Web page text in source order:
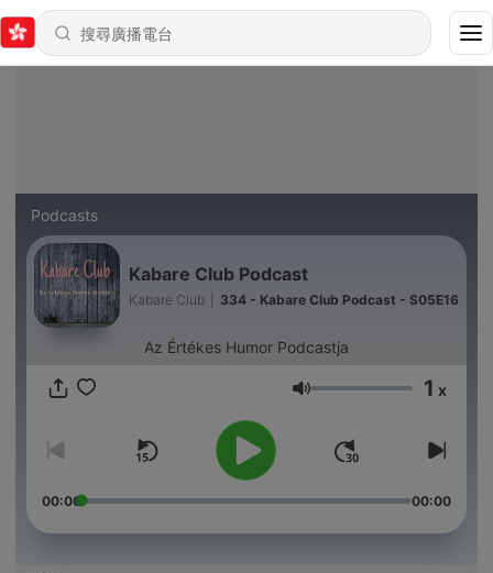
Podcasts
Kabare Club Podcast
Kabare Club 334 - Kabare Club Podcast - S05E16
Az Értékes Humor Podcastja
音量 1 x
00:00 00:00